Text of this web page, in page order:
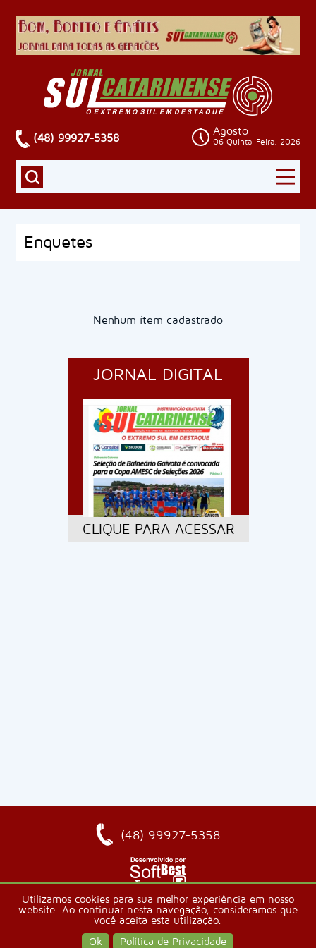
(48) 99927-5358
Agosto
06 Quinta-Feira, 2026
Enquetes
Nenhum ítem cadastrado
JORNAL DIGITAL
CLIQUE PARA ACESSAR
Utilizamos cookies para sua melhor experiência em nosso
website. Ao continuar nesta navegação, consideramos que
você aceita esta utilização.
Ok
Política de Privacidade
(48) 99927-5358
Política de Privacidade
Copyright 2018 - Jornal Sul Catarinense